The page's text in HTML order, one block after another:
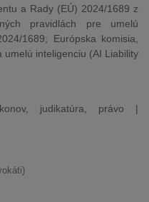
a Rady (EÚ) 2024/1689 z
pravidlách pre umelú
1689; Európska komisia,
inteligenciu (AI Liability
judikatúra, právo |